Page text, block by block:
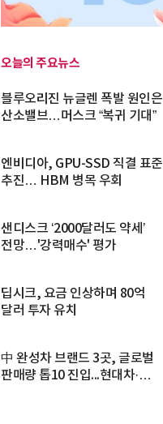
오늘의 주요뉴스
블루오리진 뉴글렌 폭발 원인은
산소밸브…머스크 “복귀 기대”
엔비디아, GPU-SSD 직결 표준
추진… HBM 병목 우회
샌디스크 ‘2000달러도 약세’
전망…'강력매수' 평가
딥시크, 요금 인상하며 80억
달러 투자 유치
中 완성차 브랜드 3곳, 글로벌
판매량 톱10 진입...현대차·